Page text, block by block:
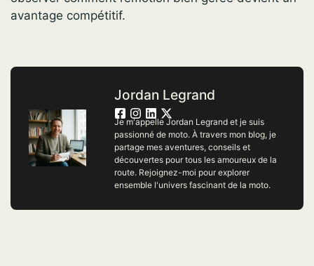
avantage compétitif.
Jordan Legrand
Je m'appelle Jordan Legrand et je suis
passionné de moto. À travers mon blog, je
partage mes aventures, conseils et
découvertes pour tous les amoureux de la
route. Rejoignez-moi pour explorer
ensemble l'univers fascinant de la moto.